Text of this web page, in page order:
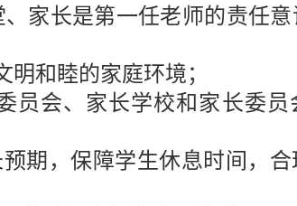
家长是第一任老师的责任
和睦的家庭环境；
员会、家长学校和家长委员
期，保障学生休息时间，